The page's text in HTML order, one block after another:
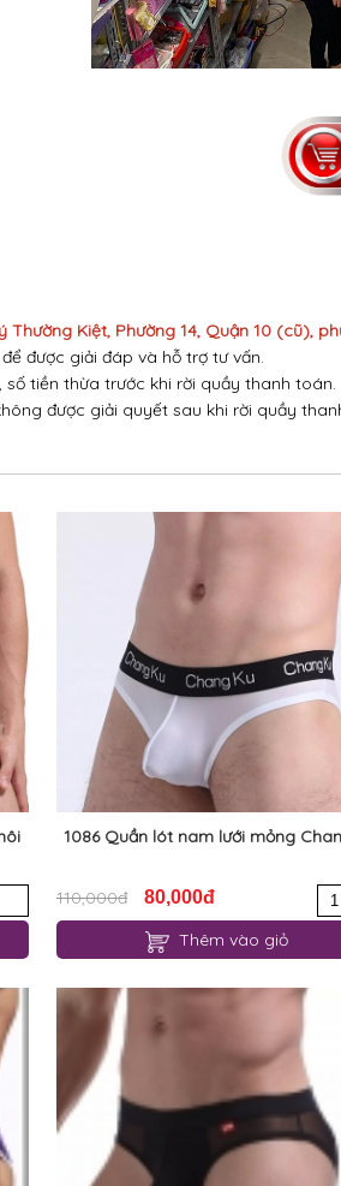
Thường Kiệt, Phường 14, Quận 10 (cũ),
để được giải đáp và hỗ trợ tư vấn.
số tiền thừa trước khi rời quầy thanh toán.
được giải quyết sau khi rời quầy
1086 Quần lót nam lưới mỏng
110,000đ 80,000đ
Thêm vào giỏ